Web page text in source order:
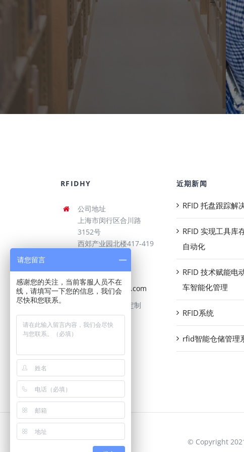
RFIDHY
公司地址
上海市闵行区合川路
3152号
西郊产业园北楼417-419
400 103 7942
rooney@cardhy.com
可承接各类标签定制
近期新闻
RFID 托盘跟踪解
RFID 实现工具库
自动化
RFID 技术赋能电
车智能化管理
RFID系统
rfid智能仓储管理
© Copyright
请您留言
感谢您的关注，当前客服人员不在
线，请填写一下您的信息，我们会
尽快和您联系。